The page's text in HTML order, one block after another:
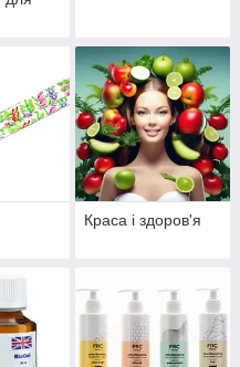
Краса і здоров'я